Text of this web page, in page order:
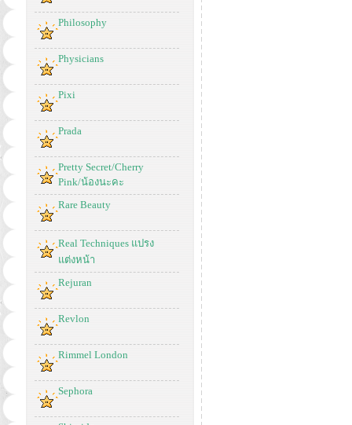
Philosophy
Physicians
Pixi
Prada
Pretty Secret/Cherry
Pink/น้องนะคะ
Rare Beauty
Real Techniques แปรง
แต่งหน้า
Rejuran
Revlon
Rimmel London
Sephora